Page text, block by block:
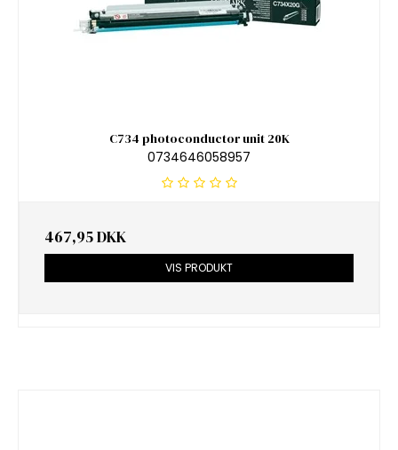
C734 photoconductor unit 20K
0734646058957
467,95 DKK
VIS PRODUKT